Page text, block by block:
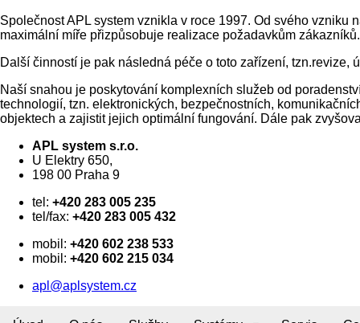
Společnost APL system vznikla v roce 1997. Od svého
maximální míře přizpůsobuje realizace požadavkům zákazníků.
Další činností je pak následná péče o toto zařízení, tzn.revize,
Naší snahou je poskytování komplexních služeb od
technologií, tzn. elektronických, bezpečnostních,
objektech a zajistit jejich optimální fungování. Dále pak
APL system s.r.o.
U Elektry 650,
198 00 Praha 9
tel: +420 283 005 235
tel/fax: +420 283 005 432
mobil: +420 602 238 533
mobil: +420 602 215 034
apl@aplsystem.cz